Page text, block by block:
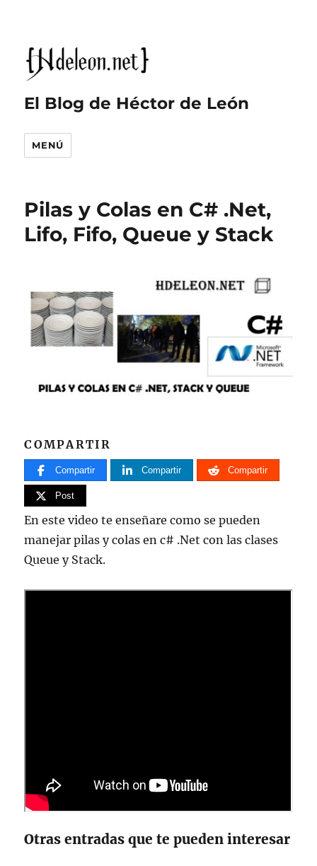
El Blog de Héctor de León
MENÚ
Pilas y Colas en C# .Net,
Lifo, Fifo, Queue y Stack
COMPARTIR
Compartir Compartir Compartir
Post
En este video te enseñare como se pueden
manejar pilas y colas en c# .Net con las clases
Queue y Stack.
Otras entradas que te pueden interesar